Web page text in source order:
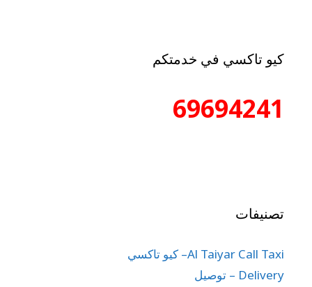
كيو تاكسي في خدمتكم
69694241
تصنيفات
Al Taiyar Call Taxi– كيو تاكسي
Delivery – توصيل